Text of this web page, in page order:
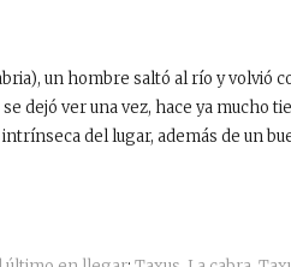
un hombre saltó al río y volvió
dejó ver una vez, hace ya mucho
del lugar, además de un